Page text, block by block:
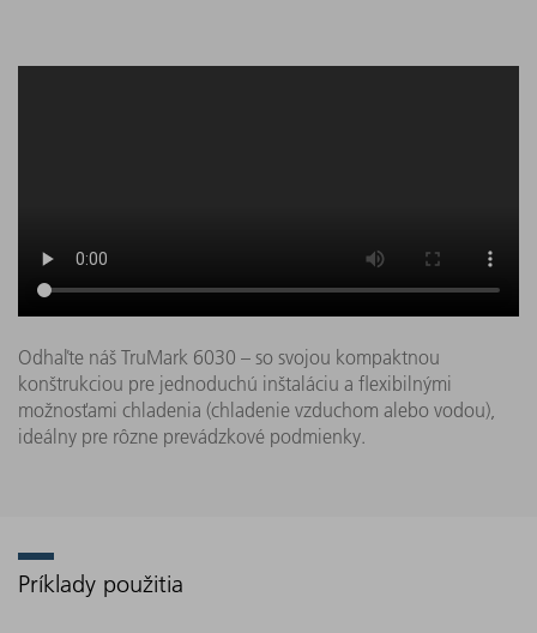
Odhaľte náš TruMark 6030 – so svojou kompaktnou
konštrukciou pre jednoduchú inštaláciu a flexibilnými
možnosťami chladenia (chladenie vzduchom alebo vodou),
ideálny pre rôzne prevádzkové podmienky.
Príklady použitia